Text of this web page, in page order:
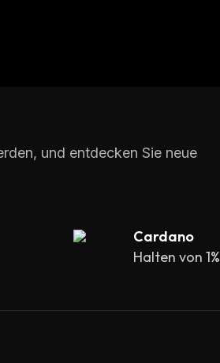
und entdecken Sie neue
Cardano
Halten von 1%